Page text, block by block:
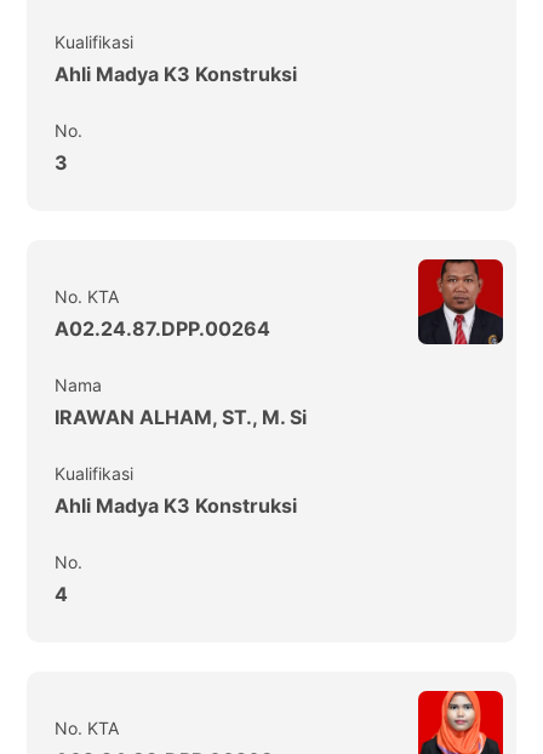
Kualifikasi
Ahli Madya K3 Konstruksi
No.
3
No. KTA
A02.24.87.DPP.00264
Nama
IRAWAN ALHAM, ST., M. Si
Kualifikasi
Ahli Madya K3 Konstruksi
No.
4
No. KTA